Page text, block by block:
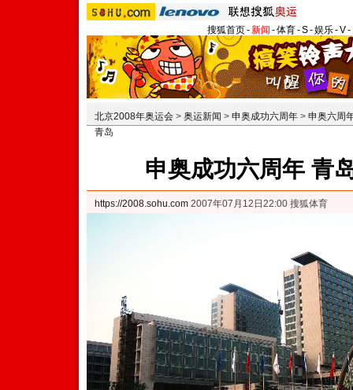
搜狐首页-新闻 -体育-S-娱乐-V-
北京2008年奥运会 > 奥运新闻 > 申奥成功六周年 > 申奥六周
青岛
申奥成功六周年 青
https://2008.sohu.com 2007年07月12日22:00 搜狐体育